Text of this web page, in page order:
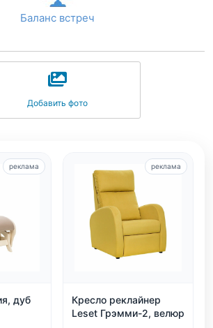
Баланс встреч
Добавить фото
дуб
реклама
Кресло реклайнер
Leset Грэмми-2, велюр
реклама